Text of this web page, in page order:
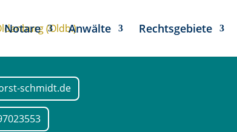
Notare Anwälte Rechtsgebiete
schmidt.de